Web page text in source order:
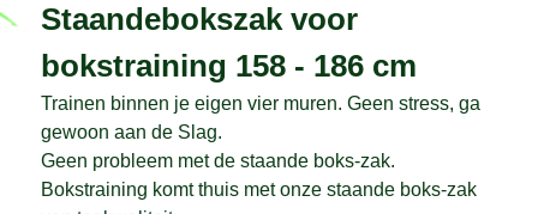
Staandebokszak voor
bokstraining 158 - 186 cm
Trainen binnen je eigen vier muren. Geen stress, ga
gewoon aan de Slag.
Geen probleem met de staande boks-zak.
Bokstraining komt thuis met onze staande boks-zak